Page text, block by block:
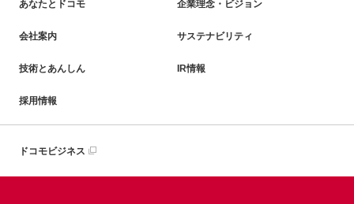
あなたとドコモ 企業理念・ビジョン
会社案内 サステナビリティ
技術とあんしん IR情報
採用情報
ドコモビジネス